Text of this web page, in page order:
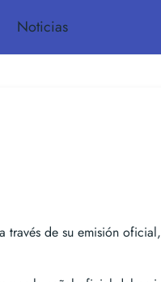
Noticias
través de su emisión